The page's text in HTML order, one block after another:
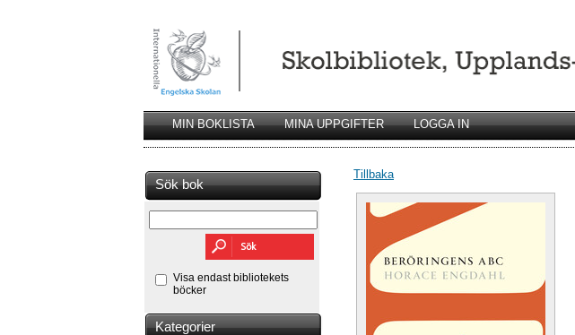
MIN BOKLISTA MINA UPPGIFTER LOGGA IN
Sök bok
Visa endast bibliotekets
böcker
Kategorier
Tillbaka